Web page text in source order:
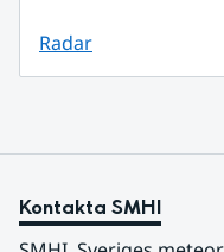
Radar
Kontakta SMHI